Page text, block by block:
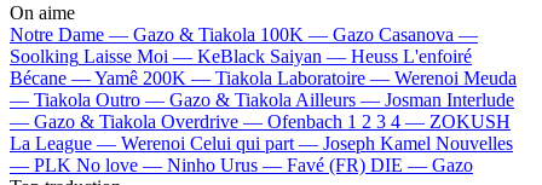
On aime
Notre Dame — Gazo & Tiakola 100K — Gazo Casanova —
Soolking Laisse Moi — KeBlack Saiyan — Heuss L'enfoiré
Bécane —Yamê 200K — Tiakola Laboratoire — Werenoi Meuda
— Tiakola Outro — Gazo & Tiakola Ailleurs — Josman Interlude
— Gazo & Tiakola Overdrive — Ofenbach 1 2 3 4 — ZOKUSH
La League — Werenoi Celui qui part — Joseph Kamel Nouvelles
— PLK No love — Ninho Urus — Favé (FR) DIE — Gazo